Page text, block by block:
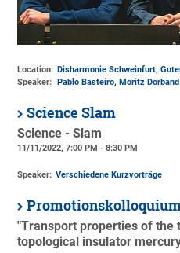
Location: Disharmonie Schweinfurt;
Speaker:
Pablo Basteiro, Moritz
Science Slam
Science - Slam
11/11/2022, 7:00 PM - 8:30 PM
Speaker: Verschiedene Kurzvorträge
"Transport properties of the
topological insulator